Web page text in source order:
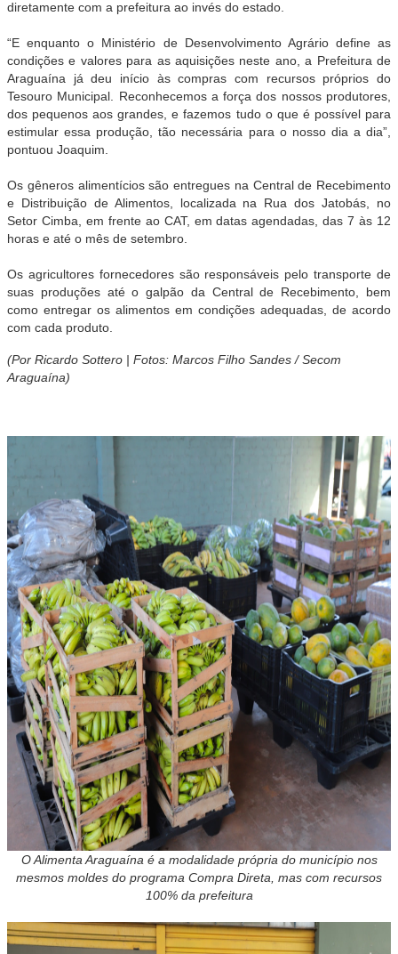
diretamente com a prefeitura ao invés do estado.
“E enquanto o Ministério de Desenvolvimento Agrário define as
condições e valores para as aquisições neste ano, a Prefeitura de
Araguaína já deu início às compras com recursos próprios do
Tesouro Municipal. Reconhecemos a força dos nossos produtores,
dos pequenos aos grandes, e fazemos tudo o que é possível para
estimular essa produção, tão necessária para o nosso dia a dia”,
pontuou Joaquim.
Os gêneros alimentícios são entregues na Central de Recebimento
e Distribuição de Alimentos, localizada na Rua dos Jatobás, no
Setor Cimba, em frente ao CAT, em datas agendadas, das 7 às 12
horas e até o mês de setembro.
Os agricultores fornecedores são responsáveis pelo transporte de
suas produções até o galpão da Central de Recebimento, bem
como entregar os alimentos em condições adequadas, de acordo
com cada produto.
(Por Ricardo Sottero | Fotos: Marcos Filho Sandes / Secom
Araguaína)
O Alimenta Araguaína é a modalidade própria do município nos
mesmos moldes do programa Compra Direta, mas com recursos
100% da prefeitura